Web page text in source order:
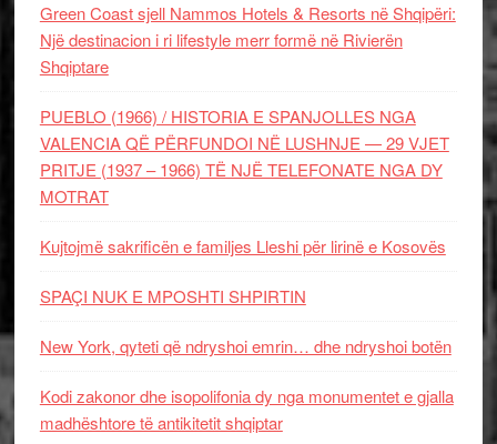
Green Coast sjell Nammos Hotels & Resorts në Shqipëri:
Një destinacion i ri lifestyle merr formë në Rivierën
Shqiptare
PUEBLO (1966) / HISTORIA E SPANJOLLES NGA
VALENCIA QË PËRFUNDOI NË LUSHNJE — 29 VJET
PRITJE (1937 – 1966) TË NJË TELEFONATE NGA DY
MOTRAT
Kujtojmë sakrificën e familjes Lleshi për lirinë e Kosovës
SPAÇI NUK E MPOSHTI SHPIRTIN
New York, qyteti që ndryshoi emrin… dhe ndryshoi botën
Kodi zakonor dhe isopolifonia dy nga monumentet e gjalla
madhështore të antikitetit shqiptar